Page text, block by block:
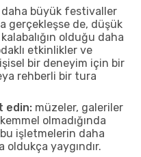
daha büyük festivaller
gerçekleşse de, düşük
olduğu daha
etkinlikler ve
bir deneyim için bir
rehberli bir tura
edin: müzeler, galeriler
olmadığında
işletmelerin daha
oldukça yaygındır.